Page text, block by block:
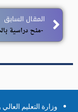
Prev
المقال السابق
وزارة التعليم